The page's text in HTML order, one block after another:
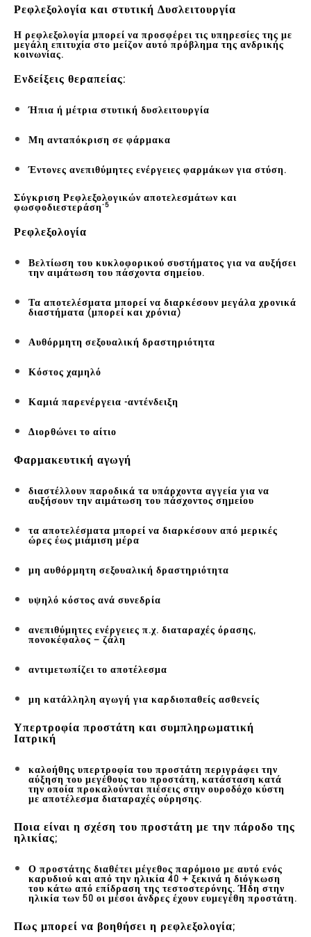
Ρεφλεξολογία και στυτική Δυσλειτουργία
Η ρεφλεξολογία μπορεί να προσφέρει τις υπηρεσίες της με
μεγάλη επιτυχία στο μείζον αυτό πρόβλημα της ανδρικής
κοινωνίας.
Ενδείξεις θεραπείας:
Ήπια ή μέτρια στυτική δυσλειτουργία
Μη ανταπόκριση σε φάρμακα
Έντονες ανεπιθύμητες ενέργειες φαρμάκων για στύση.
Σύγκριση Ρεφλεξολογικών αποτελεσμάτων και
φωσφοδιεστεράση-5
Ρεφλεξολογία
Βελτίωση του κυκλοφορικού συστήματος για να αυξήσει
την αιμάτωση του πάσχοντα σημείου.
Τα αποτελέσματα μπορεί να διαρκέσουν μεγάλα χρονικά
διαστήματα (μπορεί και χρόνια)
Αυθόρμητη σεξουαλική δραστηριότητα
Κόστος χαμηλό
Καμιά παρενέργεια -αντένδειξη
Διορθώνει το αίτιο
Φαρμακευτική αγωγή
διαστέλλουν παροδικά τα υπάρχοντα αγγεία για να
αυξήσουν την αιμάτωση του πάσχοντος σημείου
τα αποτελέσματα μπορεί να διαρκέσουν από μερικές
ώρες έως μιάμιση μέρα
μη αυθόρμητη σεξουαλική δραστηριότητα
υψηλό κόστος ανά συνεδρία
ανεπιθύμητες ενέργειες π.χ. διαταραχές όρασης,
πονοκέφαλος – ζάλη
αντιμετωπίζει το αποτέλεσμα
μη κατάλληλη αγωγή για καρδιοπαθείς ασθενείς
Υπερτροφία προστάτη και συμπληρωματική
Ιατρική
καλοήθης υπερτροφία του προστάτη περιγράφει την
αύξηση του μεγέθους του προστάτη, κατάσταση κατά
την οποία προκαλούνται πιέσεις στην ουροδόχο κύστη
με αποτέλεσμα διαταραχές ούρησης.
Ποια είναι η σχέση του προστάτη με την πάροδο της
ηλικίας;
Ο προστάτης διαθέτει μέγεθος παρόμοιο με αυτό ενός
καρυδιού και από την ηλικία 40 + ξεκινά η διόγκωση
του κάτω από επίδραση της τεστοστερόνης. Ήδη στην
ηλικία των 50 οι μέσοι άνδρες έχουν ευμεγέθη προστάτη.
Πως μπορεί να βοηθήσει η ρεφλεξολογία;